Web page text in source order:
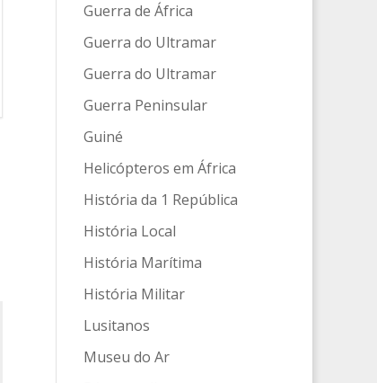
Guerra de África
Guerra do Ultramar
Guerra do Ultramar
Guerra Peninsular
Guiné
Helicópteros em África
História da 1 República
História Local
História Marítima
História Militar
Lusitanos
Museu do Ar